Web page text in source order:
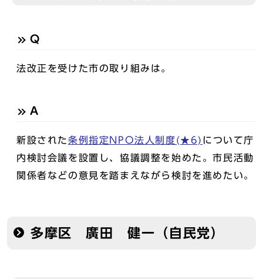
Q
法改正を受けた市の取り組みは。
A
新設された条例指定NPO法人制度(★6) について庁
内検討会議を設置し、協議調整を始めた。市民活動
関係者などの意見を踏まえながら検討を進めたい。
多摩区 廣田 健一（自民党）